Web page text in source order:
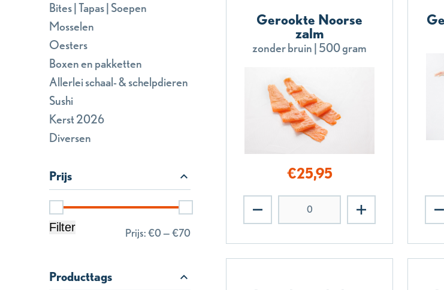
Bites | Tapas | Soepen
Mosselen
Oesters
Boxen en pakketten
Allerlei schaal- & schelpdieren
Sushi
Kerst 2026
Diversen
Prijs
Filter Prijs:€0—€70
Producttags
Gerookte Noorse
zalm
zonder bruin | 500 gram
€25,95